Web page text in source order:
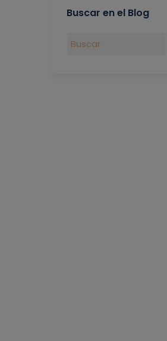
Buscar en el Blog